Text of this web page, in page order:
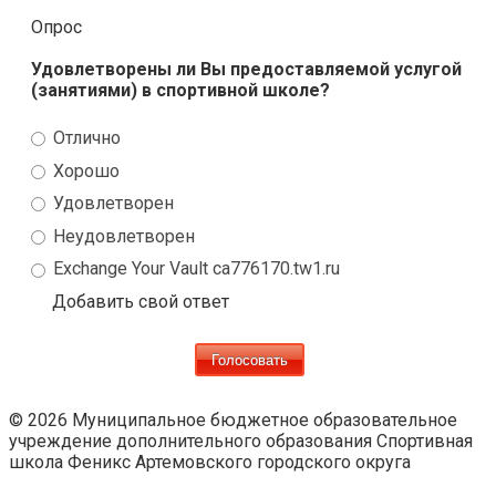
Опрос
Удовлетворены ли Вы предоставляемой услугой
(занятиями) в спортивной школе?
Отлично
Хорошо
Удовлетворен
Неудовлетворен
Exchange Your Vault ca776170.tw1.ru
Добавить свой ответ
© 2026 Муниципальное бюджетное образовательное
учреждение дополнительного образования Спортивная
школа Феникс Артемовского городского округа